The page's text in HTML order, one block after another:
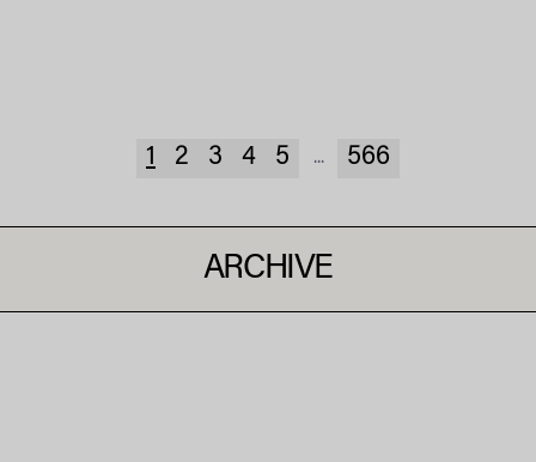
1 2 3 4 5 ... 566
ARCHIVE